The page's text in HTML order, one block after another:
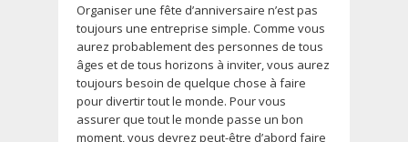
Organiser une fête d’anniversaire n’est pas
toujours une entreprise simple. Comme vous
aurez probablement des personnes de tous
âges et de tous horizons à inviter, vous aurez
toujours besoin de quelque chose à faire
pour divertir tout le monde. Pour vous
assurer que tout le monde passe un bon
moment, vous devrez peut-être d’abord faire